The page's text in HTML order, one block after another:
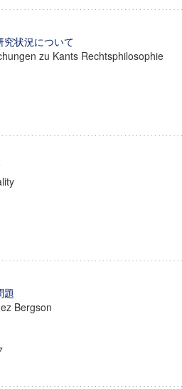
究状況について
zu Kants Rechtsphilosophie
題
Bergson